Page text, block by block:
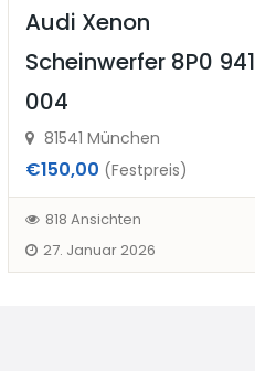
Audi Xenon
Scheinwerfer 8P0 941
004
81541 München
€150,00 (Festpreis)
818 Ansichten
27. Januar 2026